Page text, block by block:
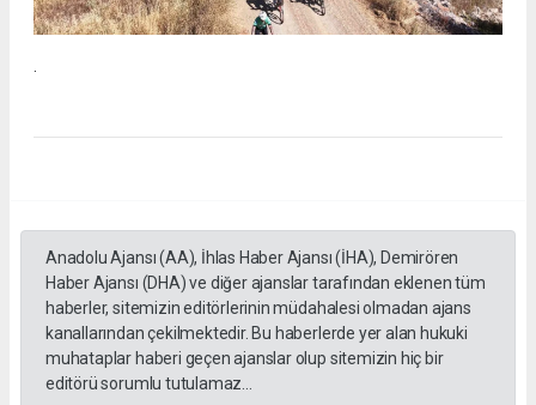
.
Anadolu Ajansı (AA), İhlas Haber Ajansı (İHA), Demirören
Haber Ajansı (DHA) ve diğer ajanslar tarafından eklenen tüm
haberler, sitemizin editörlerinin müdahalesi olmadan ajans
kanallarından çekilmektedir. Bu haberlerde yer alan hukuki
muhataplar haberi geçen ajanslar olup sitemizin hiç bir
editörü sorumlu tutulamaz...